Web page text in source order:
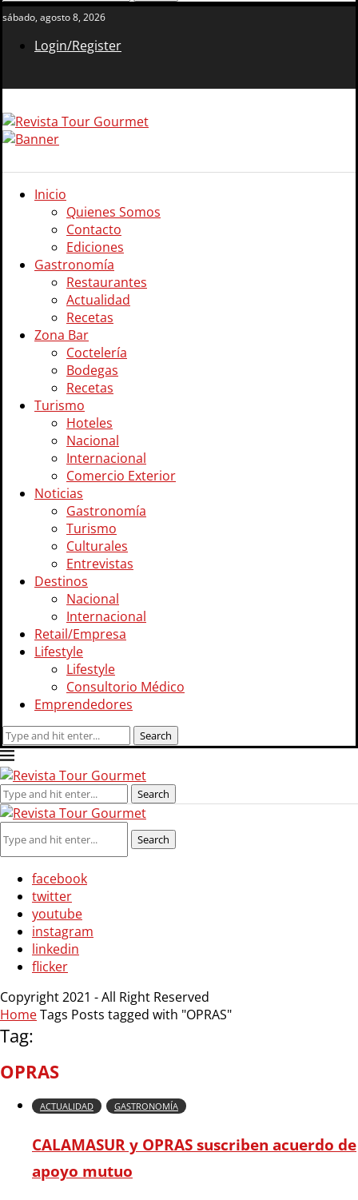
sábado, agosto 8, 2026
Login/Register
Inicio
Quienes Somos
Contacto
Ediciones
Gastronomía
Restaurantes
Actualidad
Recetas
Zona Bar
Coctelería
Bodegas
Recetas
Turismo
Hoteles
Nacional
Internacional
Comercio Exterior
Noticias
Gastronomía
Turismo
Culturales
Entrevistas
Destinos
Nacional
Internacional
Retail/Empresa
Lifestyle
Lifestyle
Consultorio Médico
Emprendedores
Search
facebook
twitter
youtube
instagram
linkedin
flicker
Copyright 2021 - All Right Reserved
HomeTags Posts tagged with "OPRAS"
Tag:
OPRAS
ACTUALIDAD GASTRONOMÍA
CALAMASUR y OPRAS suscriben acuerdo de
apoyo mutuo